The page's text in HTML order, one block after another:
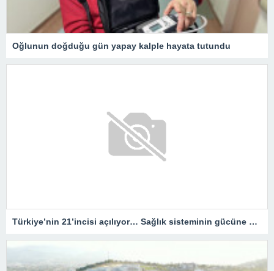
Oğlunun doğduğu gün yapay kalple hayata tutundu
Türkiye’nin 21’incisi açılıyor… Sağlık sisteminin gücüne güç katacak